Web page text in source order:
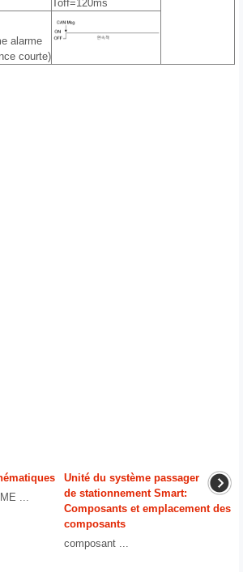
Toff=120ms
alarme
courte)
...
Unité du système passager
de stationnement Smart:
Composants et emplacement des
composants
composant ...